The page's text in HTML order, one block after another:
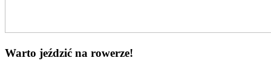
Warto jeździć na rowerze!